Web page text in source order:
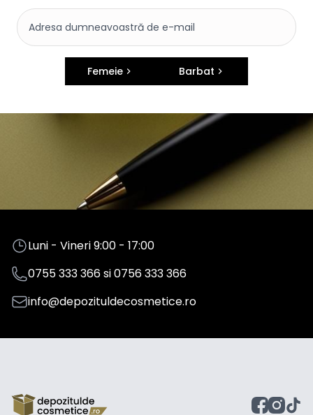
Femeie Barbat
Luni - Vineri 9:00 - 17:00
0755 333 366si0756 333 366
info@depozituldecosmetice.ro